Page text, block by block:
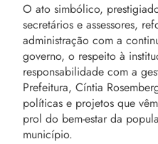
O ato simbólico,
secretários e assessores,
administração com a
governo, o respeito à
responsabilidade com a
Prefeitura, Cíntia
políticas e projetos que
prol do bem-estar da
município.